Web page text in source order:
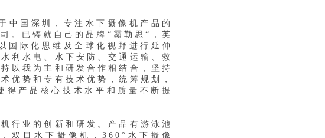
中国深圳，专注水下摄像机产品的
。已铸就自己的品牌“霸勒思“，英
际化思维及全球化视野进行延伸
利水电、水下安防、交通运输、救
以我为主和研发合作相结合，坚持
优势和专有技术优势，统筹规划，
得产品核心技术水平和质量不断提
行业的创新和研发。产品有游泳池
双目水下摄像机，360°水下摄像